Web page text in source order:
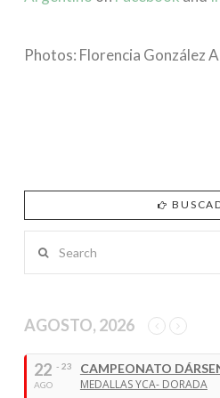
Photos: Florencia González
AGOSTO, 2026
22
AGO
- 23
CAMPEONATO
MEDALLAS YCA- DORADA